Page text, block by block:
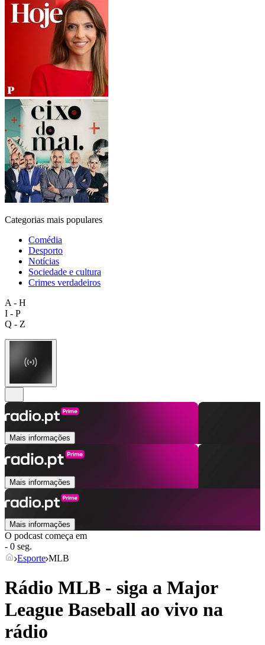
Categorias mais populares
Comédia
Desporto
Notícias
Sociedade e cultura
Crimes verdadeiros
A - H
I - P
Q - Z
Mais informações
Mais informações
Mais informações
O podcast começa em
- 0 seg.
Esporte MLB
Rádio MLB - siga a Major
League Baseball ao vivo na
rádio